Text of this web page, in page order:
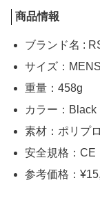
商品情報
ブランド名 :
サイズ：MENS
重量：458g
カラー：Black
素材：ポリプ
安全規格：CE
参考価格：